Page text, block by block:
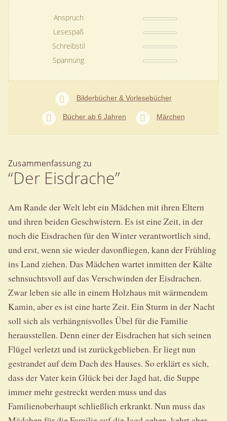
Anspruch
Lesespaß
Schreibstil
Spannung
Bilderbücher & Vorlesebücher
Bücher ab 6 Jahren Märchen
Zusammenfassung zu
“Der Eisdrache”
Am Rande der Welt lebt ein Mädchen mit ihren Eltern
und ihren beiden Geschwistern. Es ist eine Zeit, in der
noch die Eisdrachen für den Winter verantwortlich sind,
und erst, wenn sie wieder davonfliegen, kann der Frühling
ins Land ziehen. Das Mädchen wartet inmitten der Kälte
sehnsuchtsvoll auf das Verschwinden der Eisdrachen.
Zwar leben sie alle in einem Holzhaus mit wärmendem
Kamin, aber es ist eine harte Zeit. Ein Sturm in der Nacht
soll sich als verhängnisvolles Übel für die Familie
herausstellen. Denn einer der Eisdrachen hat sich seinen
Flügel verletzt und ist zurückgeblieben. Er liegt nun
gestrandet auf dem Dach des Hauses. So erklärt es sich,
dass der Vater kein Glück bei der Jagd hat, die Suppe
immer mehr gestreckt werden muss und das
Familienoberhaupt schließlich erkrankt. Nun muss das